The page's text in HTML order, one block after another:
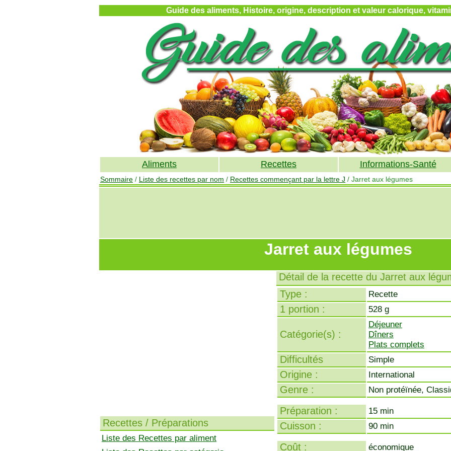
Guide des aliments, Histoire, origine, description et valeur calorique,
Aliments Recettes Informations-Santé
Sommaire / Liste des recettes par nom / Recettes commençant par la lettre J / Jarret aux légumes
Jarret aux légumes
Recettes / Préparations
Liste des Recettes par aliment
Détail de la recette du Jarret aux
Type :
Recette
1 portion : 528 g
Catégorie(s) :
Déjeuner
Dîners
Plats complets
Difficultés Simple
Origine : International
Genre : Non protéïnée,
Préparation : 15 min
Cuisson : 90 min
Coût : économique